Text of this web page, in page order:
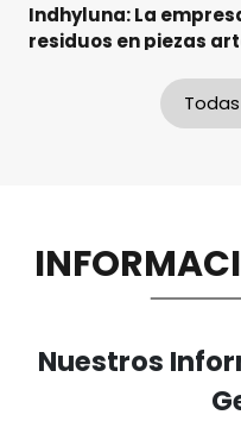
Indhyluna: La
residuos en piezas
Nuestros